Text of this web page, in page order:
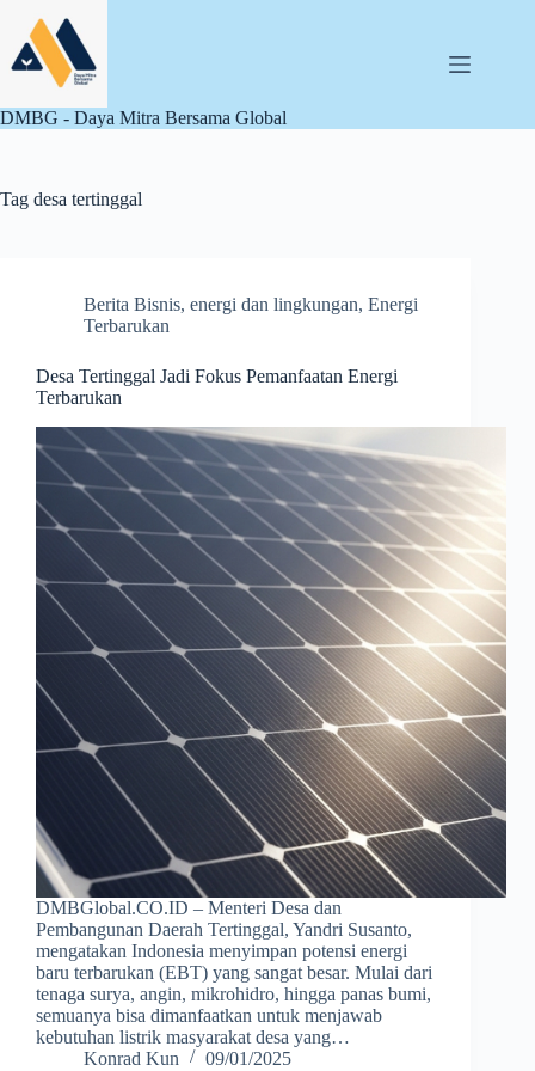
content
DMBG - Daya Mitra Bersama Global
Tag desa tertinggal
Berita Bisnis, energi dan lingkungan, Energi
Terbarukan
Desa Tertinggal Jadi Fokus Pemanfaatan Energi
Terbarukan
DMBGlobal.CO.ID – Menteri Desa dan
Pembangunan Daerah Tertinggal, Yandri Susanto,
mengatakan Indonesia menyimpan potensi energi
baru terbarukan (EBT) yang sangat besar. Mulai dari
tenaga surya, angin, mikrohidro, hingga panas bumi,
semuanya bisa dimanfaatkan untuk menjawab
kebutuhan listrik masyarakat desa yang…
Konrad Kun
09/01/2025